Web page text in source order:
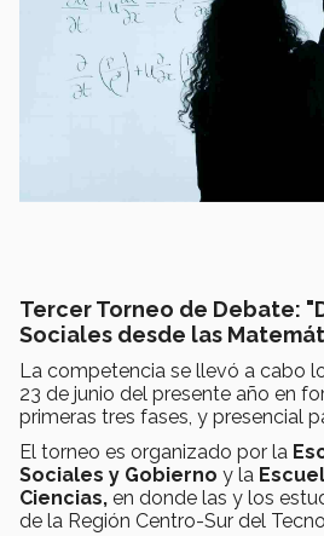
Tercer Torneo de Debate:
Sociales desde las
La competencia se llevó a cabo
23 de junio del presente año en
primeras tres fases, y presencial
El torneo es organizado por la
Sociales y Gobierno y la
Ciencias, en donde las y los
de la Región Centro-Sur del